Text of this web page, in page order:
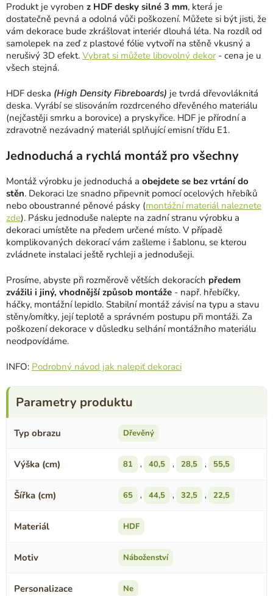
Produkt je vyroben z HDF desky silné 3 mm, která je
dostatečně pevná a odolná vůči poškození. Můžete si být jisti, že
vám dekorace bude zkrášlovat interiér dlouhá léta. Na rozdíl od
samolepek na zeď z plastové fólie vytvoří na stěně vkusný a
nerušivý 3D efekt. Vybrat si můžete libovolný dekor - cena je u
všech stejná.
HDF deska (High Density Fibreboards) je tvrdá dřevovláknitá
deska. Vyrábí se slisováním rozdrceného dřevěného materiálu
(nejčastěji smrku a borovice) a pryskyřice. HDF je přírodní a
zdravotně nezávadný materiál splňující emisní třídu E1.
Jednoduchá a rychlá montáž pro všechny
Montáž výrobku je jednoduchá a obejdete se bez vrtání do
stěn. Dekoraci lze snadno připevnit pomocí ocelových hřebíků
nebo oboustranné pěnové pásky (montážní materiál naleznete
zde). Pásku jednoduše nalepte na zadní stranu výrobku a
dekoraci umístěte na předem určené místo. V případě
komplikovaných dekorací vám zašleme i šablonu, se kterou
zvládnete instalaci ještě rychleji a jednodušeji.
Prosíme, abyste při rozměrově větších dekoracích předem
zvážili i jiný, vhodnější způsob montáže - např. hřebíčky,
háčky, montážní lepidlo. Stabilní montáž závisí na typu a stavu
stěny/omítky, její teplotě a správném postupu při montáži. Za
poškození dekorace v důsledku selhání montážního materiálu
neodpovídáme.
INFO: Podrobný návod jak nalepiť dekoraci
Typ obrazu Dřevěný
Výška (cm) 81 , 40,5 , 28,5 , 55,5
Šířka (cm) 65 , 44,5 , 32,5 , 22,5
Materiál HDF
Motiv Náboženství
Personalizace Ne